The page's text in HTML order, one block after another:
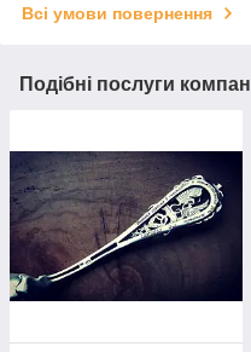
Всі умови повернення
Подібні послуги